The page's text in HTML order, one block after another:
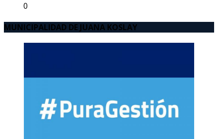
0
MUNICIPALIDAD DE JUANA KOSLAY